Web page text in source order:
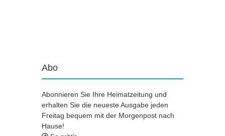
Abo
Abonnieren Sie Ihre Heimatzeitung und
erhalten Sie die neueste Ausgabe jeden
Freitag bequem mit der Morgenpost nach
Hause!